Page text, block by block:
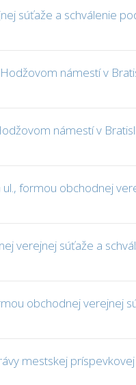
súťaže a schválenie
námestí v
námestí v
formou obchodnej
verejnej súťaže a
obchodnej verejnej
mestskej